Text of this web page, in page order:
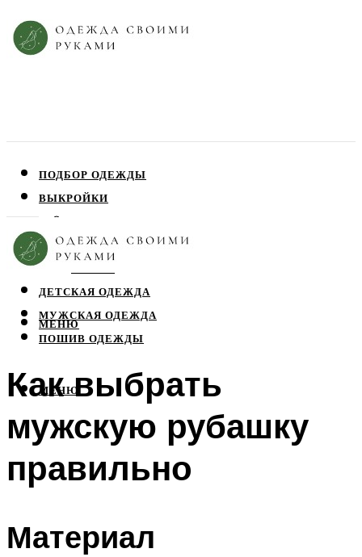
ПОДБОР ОДЕЖДЫ
ВЫКРОЙКИ
ЮБКИ
ДЕТСКАЯ ОДЕЖДА
МУЖСКАЯ ОДЕЖДА
ПОШИВ ОДЕЖДЫ
МЕНЮ
МЕНЮ
Как выбрать
мужскую рубашку
правильно
Материал